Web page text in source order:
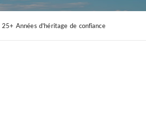
25+ Années d'héritage de confiance